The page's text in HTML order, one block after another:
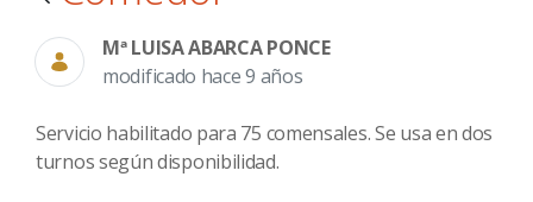
Mª LUISA ABARCA PONCE
modificado hace 9 años
Servicio habilitado para 75 comensales. Se usa en dos
turnos según disponibilidad.